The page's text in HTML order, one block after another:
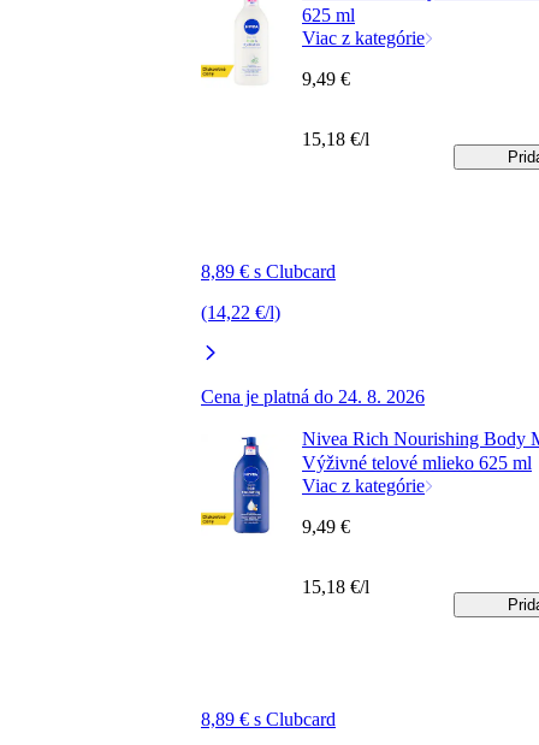
625 ml
Viac z kategórie
8,89 € s Clubcard
(14,22 €/l)
Cena je platná do 24. 8. 2026
9,49 €
15,18 €/l
Nivea Rich Nourishing Body
Výživné telové mlieko 625 ml
Viac z kategórie
8,89 € s Clubcard
9,49 €
15,18 €/l